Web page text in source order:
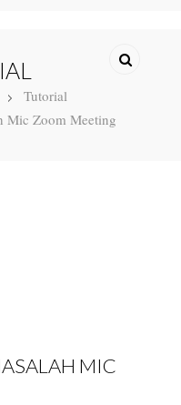
Tutorial
Mic Zoom Meeting
MIC